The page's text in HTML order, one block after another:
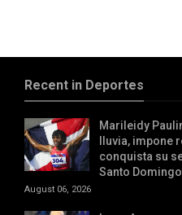
Recent in Deportes
Marileidy
lluvia, impone
conquista su
Santo
August 06, 2026